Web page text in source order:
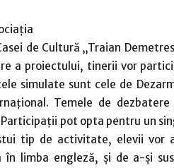
de Cultură „Traian
a proiectului, tinerii vor
simulate sunt cele de
Temele de
pot opta pentru un
tip de activitate, elevii vor
limba engleză, şi de a-şi